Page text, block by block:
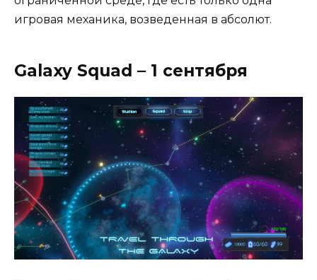
игровая механика, возведенная в абсолют.
Galaxy Squad – 1 сентября